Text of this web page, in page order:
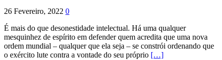
26 Fevereiro, 2022 0
É mais do que desonestidade intelectual. Há uma qualquer
mesquinhez de espírito em defender quem acredita que uma nova
ordem mundial – qualquer que ela seja – se constrói ordenando que
o exército lute contra a vontade do seu próprio […]